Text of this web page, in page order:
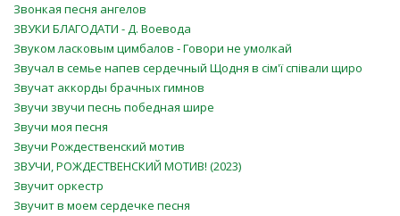
Звонкая песня ангелов
ЗВУКИ БЛАГОДАТИ - Д. Воевода
Звуком ласковым цимбалов - Говори не умолкай
Звучал в семье напев сердечный Щодня в сім'ї співали щиро
Звучат аккорды брачных гимнов
Звучи звучи песнь победная шире
Звучи моя песня
Звучи Рождественский мотив
ЗВУЧИ, РОЖДЕСТВЕНСКИЙ МОТИВ! (2023)
Звучит оркестр
Звучит в моем сердечке песня